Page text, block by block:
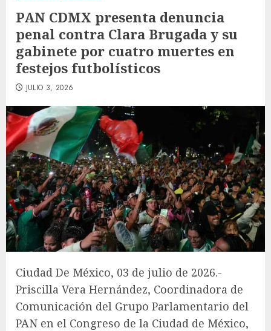
PAN CDMX presenta denuncia
penal contra Clara Brugada y su
gabinete por cuatro muertes en
festejos futbolísticos
JULIO 3, 2026
Ciudad De México, 03 de julio de 2026.-
Priscilla Vera Hernández, Coordinadora de
Comunicación del Grupo Parlamentario del
PAN en el Congreso de la Ciudad de México,